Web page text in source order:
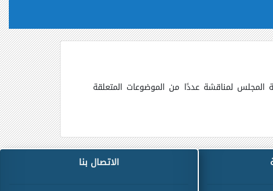
المجلس لمناقشة عددًا من الموضوعات المتعلقة
الاتصال بنا